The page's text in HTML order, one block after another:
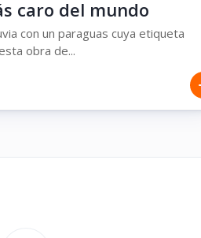
caro del mundo
con un paraguas cuya etiqueta
obra de...